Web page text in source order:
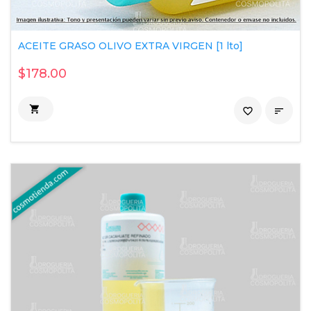
ACEITE GRASO OLIVO EXTRA VIRGEN [1 lto]
$178.00
 
favorite_border